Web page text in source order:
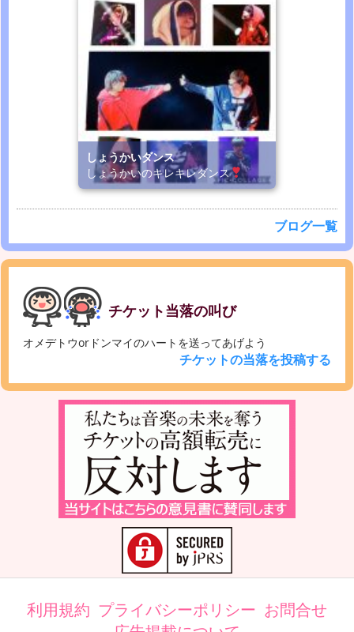
しょうかいダンス
しょうかいのキレキレダンス
ブログ一覧
チケット当落の叫び
オメデトウorドンマイのハートを送ってあげよう
チケットの当落を投稿する
利用規約 プライバシーポリシー お問合せ